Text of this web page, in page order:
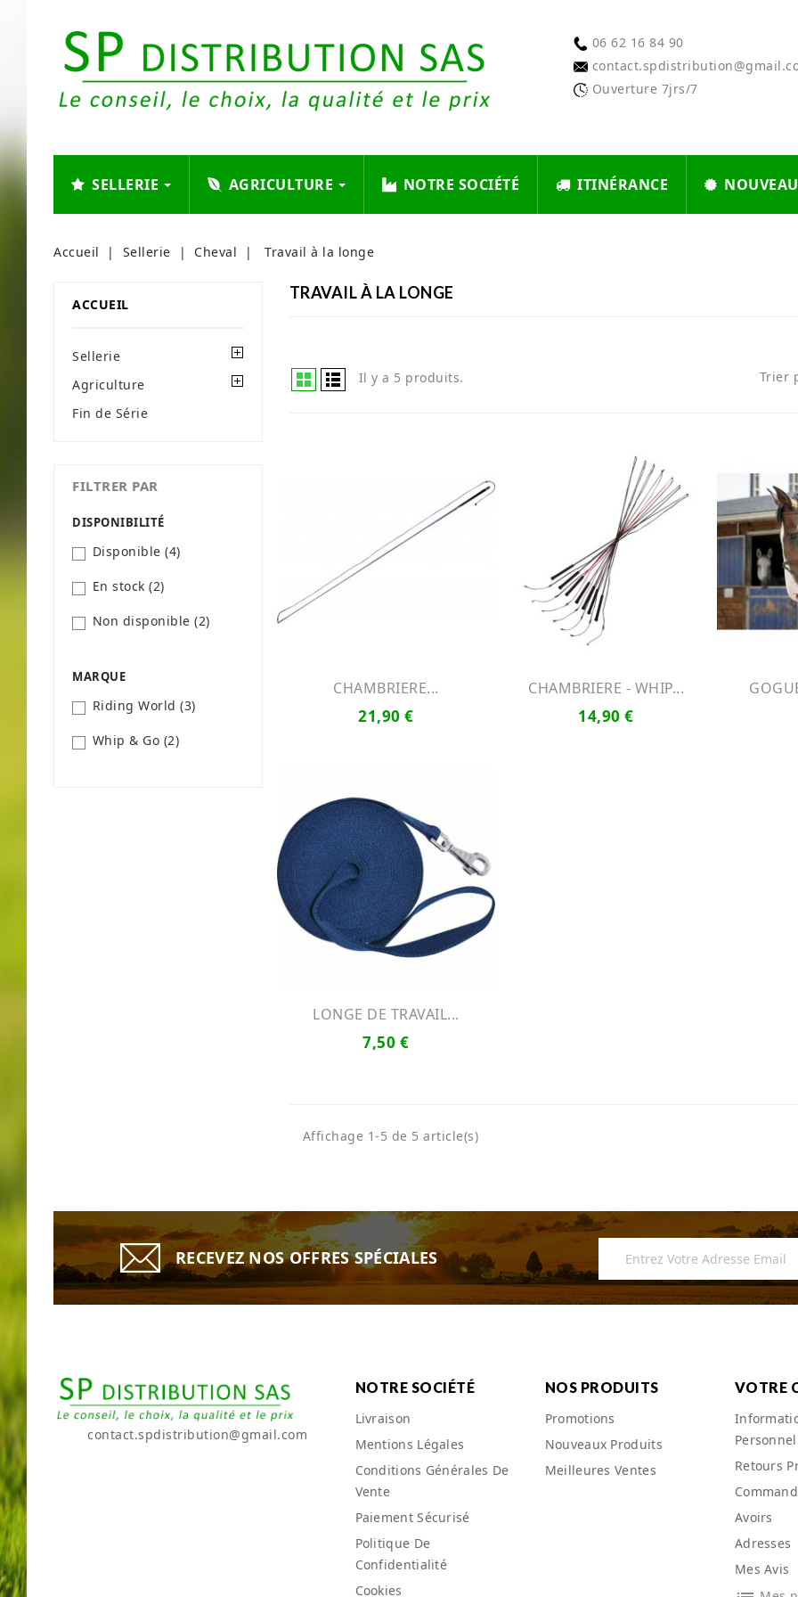
06 62 16 84 90
Ouverture 7jrs/7
SELLERIE AGRICULTURE NOTRE SOCIÉTÉ ITINÉRANCE
Accueil Sellerie Cheval Travail à la longe
ACCUEIL
Sellerie
Agriculture
Fin de Série
FILTRER PAR
DISPONIBILITÉ
Disponible (4)
En stock (2)
Non disponible (2)
MARQUE
Riding World (3)
Whip & Go (2)
TRAVAIL À LA LONGE
Il y a 5 produits. Trier
CHAMBRIERE...
21,90 €
Produit Indisponible
CHAMBRIERE - WHIP...
14,90 €
LONGE DE TRAVAIL...
7,50 €
Affichage 1-5 de 5 article(s)
RECEVEZ NOS OFFRES SPÉCIALES
contact.spdistribution@gmail.com
NOTRE SOCIÉTÉ
Livraison
Mentions Légales
Conditions Générales De
Vente
Paiement Sécurisé
Politique De
Confidentialité
Cookies
NOS PRODUITS
Promotions
Nouveaux Produits
Meilleures Ventes
VOTRE
Retours
Avoirs
Adresses
Mes Avis